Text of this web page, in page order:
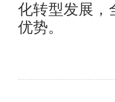
化转型发展，
优势。